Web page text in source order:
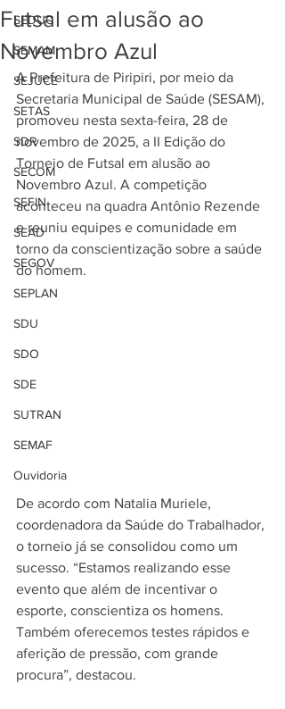
SEDUC
SEMAM
SEJUCE
SETAS
SDR
SECOM
SEFIN
SEAD
SEGOV
SEPLAN
SDU
SDO
SDE
SUTRAN
SEMAF
Ouvidoria
Futsal em alusão ao
Novembro Azul
A Prefeitura de Piripiri, por meio da
Secretaria Municipal de Saúde (SESAM),
promoveu nesta sexta-feira, 28 de
novembro de 2025, a II Edição do
Torneio de Futsal em alusão ao
Novembro Azul. A competição
aconteceu na quadra Antônio Rezende
e reuniu equipes e comunidade em
torno da conscientização sobre a saúde
do homem.
De acordo com Natalia Muriele,
coordenadora da Saúde do Trabalhador,
o torneio já se consolidou como um
sucesso. “Estamos realizando esse
evento que além de incentivar o
esporte, conscientiza os homens.
Também oferecemos testes rápidos e
aferição de pressão, com grande
procura”, destacou.